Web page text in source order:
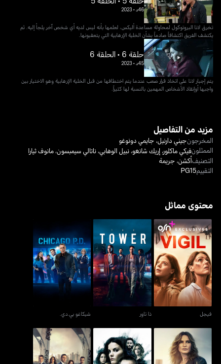
46د •
2023
تخرق لانا البروتوكول لمحاولة مساعدة أليكس، لعلمها بأنه ليس لديه أي شخص آخر يلجأ إليه. ثم
يكتشف الفريق اكتشافاً صادماً بشأن الخلية الإرهابية التي يتعقبونها.
حلقة 6 • الحلقة 6
45د •
2023
يتم إجبار لانا على اتخاذ قرار صعب عندما يتم اختطافها من قبل الخلية الإرهابية وهو الاختيار بين
واجبها أوإنقاذ الأشخاص المهمين بالنسبة لها كثيراً.
مزيد من التفاصيل
المخرجونجيني دارنيل، جايمي دونوغو
الممثلونفيكي ماكلور، إريك شانغو،نبيل الوهابي،ناتالي سيمبسون،مانوف ثيارا
التصنيفأكشن، جريمة
التقييمPG15
محتوى مماثل
فيجل
فيجل
ذا تاور
ذا تاور
شيكاغو بي.دي.
شيكاغو بي.دي.